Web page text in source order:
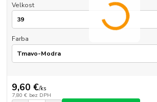
Velkost
Farba
9,60 €/ks
7,80 € bez DPH